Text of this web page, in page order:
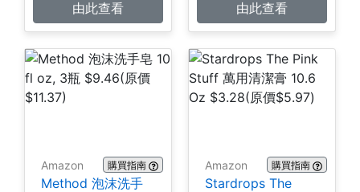
由此查看
由此查看
Amazon 購買指南
Method 泡沫洗手
Amazon 購買指南
Stardrops The